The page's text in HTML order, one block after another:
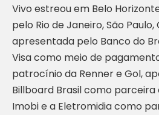
Vivo estreou em Belo
pelo Rio de Janeiro, São Paulo,
apresentada pelo Banco do
Visa como meio de
patrocínio da Renner e Gol,
Billboard Brasil como
Imobi e a Eletromidia como